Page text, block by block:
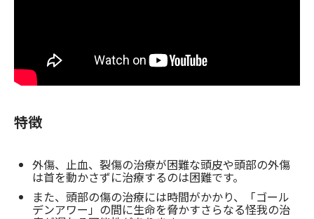
特徴
外傷、止血、裂傷の治療が困難な頭皮や頭部の外傷
は首を動かさずに治療するのは困難です。
また、頭部の傷の治療には時間がかかり、「ゴール
デンアワー」の間に生命を脅かすさらなる怪我の治